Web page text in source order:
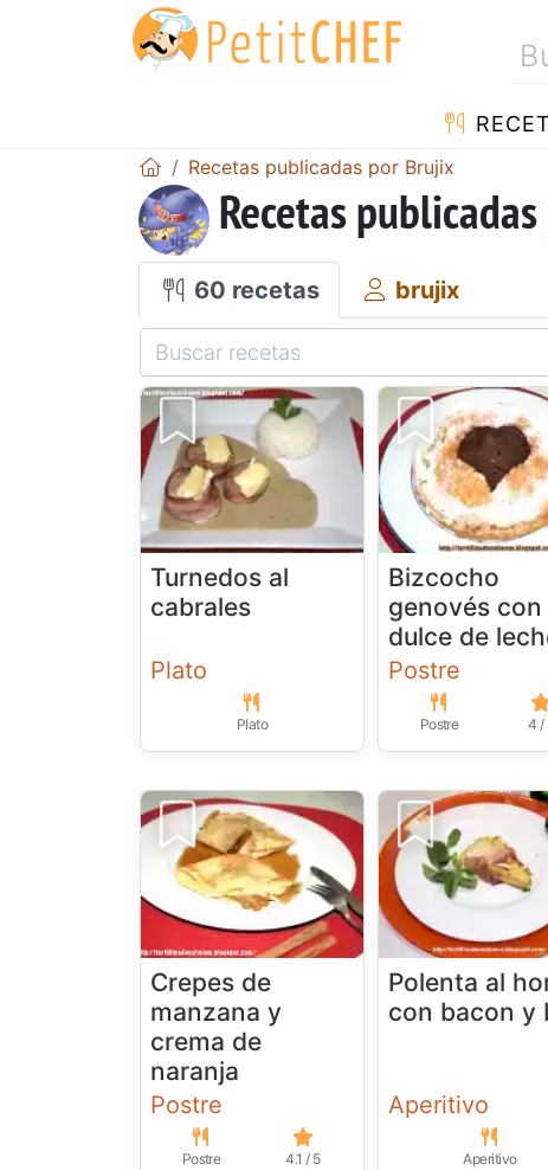
Recetas publicadas por Brujix
Recetas
60 recetas brujix
Turnedos al
cabrales
Plato
Plato
Bizcocho
genovés con
dulce de
Postre
Postre 4 /
Crepes de
manzana y
crema de
naranja
Postre
Postre 4.1 / 5
Polenta al
con bacon y
Aperitivo
Aperitivo